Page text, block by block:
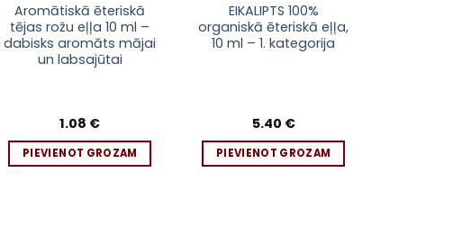
Aromātiskā ēteriskā
tējas rožu eļļa 10 ml –
dabisks aromāts mājai
un labsajūtai
1.08 €
PIEVIENOT GROZAM
EIKALIPTS 100%
organiskā ēteriskā eļļa,
10 ml – 1. kategorija
5.40 €
PIEVIENOT GROZAM